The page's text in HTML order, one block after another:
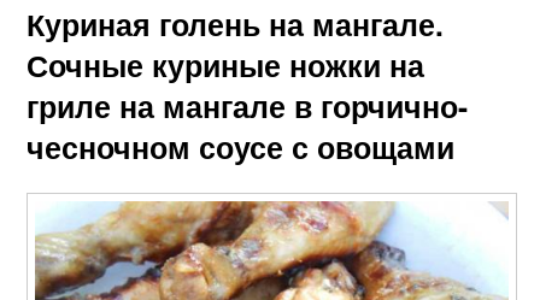
Куриная голень на мангале.
Сочные куриные ножки на
гриле на мангале в горчично-
чесночном соусе с овощами